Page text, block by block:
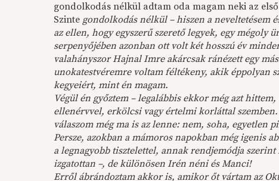
gondolkodás nélkül adtam oda magam neki az
Szinte gondolkodás nélkül – hiszen a neveltetésem
az ellen, hogy egyszerű szerető legyek, egy
serpenyőjében azonban ott volt két hosszú év
valahányszor Hajnal Imre akárcsak ránézett egy
unokatestvéremre voltam féltékeny, akik éppolyan
kegyeiért, mint én magam.
Végül én győztem – legalábbis ekkor még azt
ellenérvvel, erkölcsi vagy értelmi korláttal
válaszom még ma is az lenne: nem, soha, egyetlen
Persze, azokban a mámoros napokban még igenis
a legnagyobb tisztelettel, annak rendjemódja
izgatottan –, de különösen Irén néni és Manci!
Erről ábrándoztam akkor is, amikor őt vártam az